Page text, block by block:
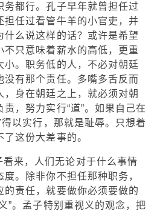
务都行。孔子早年就曾担任过
担任过看管牛羊的小官吏，并
什么说这样的话？或许是希望
不只意味着薪水的高低，更重
小。职务低的人，不必对朝廷
没有那个责任。多嘴多舌反而
，身在朝廷之上，就必须对朝
，努力实行“道”。如果自己在
以实行，那就是耻辱。只想着
这份大差事的。
看来，人们无论对于什么事情
。除非你不担任那种职务，
的责任，就要做你必须要做的
”。孟子特别重视义的观念，把